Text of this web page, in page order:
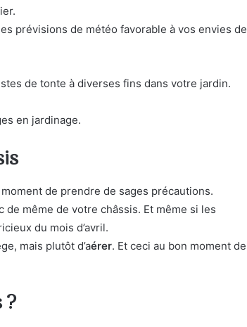
prévisions de météo favorable à vos envies de
de tonte à diverses fins dans votre jardin.
en jardinage.
de prendre de sages précautions.
de même de votre châssis. Et même si les
du mois d’avril.
mais plutôt d’aérer. Et ceci au bon moment de
?